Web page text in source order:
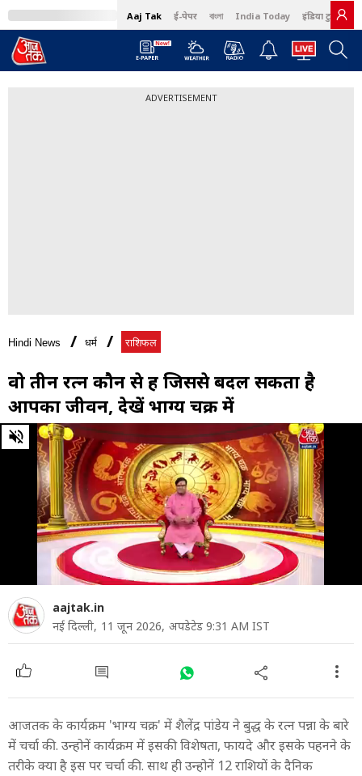
Aaj Tak ई-पेपर বাংলা India Today इंडिया टुडे हिंदी
ADVERTISEMENT
Hindi News धर्म राशिफल
वो तीन रत्न कौन से हैं जिससे बदल सकता है
आपका जीवन, देखें भाग्य चक्र में
0
of
minutes,
seconds
aajtak.in
नई दिल्ली, 11 जून 2026, अपडेटेड 9:31 AM IST
आजतक के कार्यक्रम 'भाग्य चक्र' में शैलेंद्र पांडेय ने बुद्ध के रत्न पन्ना के बारे
में चर्चा की. उन्होनें कार्यक्रम में इसकी विशेषता, फायदे और इसके पहनने के
तरीके क्या है इस पर चर्चा की. साथ ही उन्होनें 12 राशियों के दैनिक